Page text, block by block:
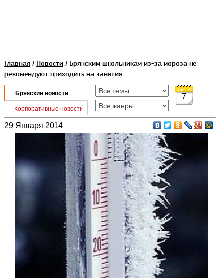
Главная / Новости/ Брянским школьникам из-за мороза не
рекомендуют приходить на занятия
Брянские новости
Корпоративные новости
7
29 Января 2014